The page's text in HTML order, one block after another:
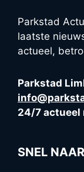
Parkstad
laatste
actueel,
Parkstad
24/7 actueel
SNEL NAAR